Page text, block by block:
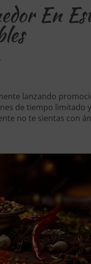
En
lanzando
de tiempo limitado
no te sientas con